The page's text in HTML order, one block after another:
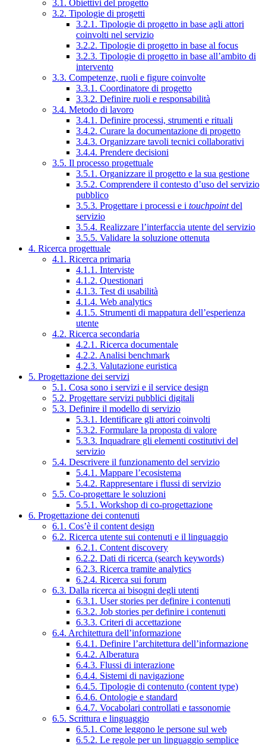
3.1. Obiettivi del progetto
3.2. Tipologie di progetti
3.2.1. Tipologie di progetto in base agli attori
coinvolti nel servizio
3.2.2. Tipologie di progetto in base al focus
3.2.3. Tipologie di progetto in base all’ambito di
intervento
3.3. Competenze, ruoli e figure coinvolte
3.3.1. Coordinatore di progetto
3.3.2. Definire ruoli e responsabilità
3.4. Metodo di lavoro
3.4.1. Definire processi, strumenti e rituali
3.4.2. Curare la documentazione di progetto
3.4.3. Organizzare tavoli tecnici collaborativi
3.4.4. Prendere decisioni
3.5. Il processo progettuale
3.5.1. Organizzare il progetto e la sua gestione
3.5.2. Comprendere il contesto d’uso del servizio
pubblico
3.5.3. Progettare i processi e i touchpointdel
servizio
3.5.4. Realizzare l’interfaccia utente del servizio
3.5.5. Validare la soluzione ottenuta
4. Ricerca progettuale
4.1. Ricerca primaria
4.1.1. Interviste
4.1.2. Questionari
4.1.3. Test di usabilità
4.1.4. Web analytics
4.1.5. Strumenti di mappatura dell’esperienza
utente
4.2. Ricerca secondaria
4.2.1. Ricerca documentale
4.2.2. Analisi benchmark
4.2.3. Valutazione euristica
5. Progettazione dei servizi
5.1. Cosa sono i servizi e il service design
5.2. Progettare servizi pubblici digitali
5.3. Definire il modello di servizio
5.3.1. Identificare gli attori coinvolti
5.3.2. Formulare la proposta di valore
5.3.3. Inquadrare gli elementi costitutivi del
servizio
5.4. Descrivere il funzionamento del servizio
5.4.1. Mappare l’ecosistema
5.4.2. Rappresentare i flussi di servizio
5.5. Co-progettare le soluzioni
5.5.1. Workshop di co-progettazione
6. Progettazione dei contenuti
6.1. Cos’è il content design
6.2. Ricerca utente sui contenuti e il linguaggio
6.2.1. Content discovery
6.2.2. Dati di ricerca (search keywords)
6.2.3. Ricerca tramite analytics
6.2.4. Ricerca sui forum
6.3. Dalla ricerca ai bisogni degli utenti
6.3.1. User stories per definire i contenuti
6.3.2. Job stories per definire i contenuti
6.3.3. Criteri di accettazione
6.4. Architettura dell’informazione
6.4.1. Definire l’architettura dell’informazione
6.4.2. Alberatura
6.4.3. Flussi di interazione
6.4.4. Sistemi di navigazione
6.4.5. Tipologie di contenuto (content type)
6.4.6. Ontologie e standard
6.4.7. Vocabolari controllati e tassonomie
6.5. Scrittura e linguaggio
6.5.1. Come leggono le persone sul web
6.5.2. Le regole per un linguaggio semplice